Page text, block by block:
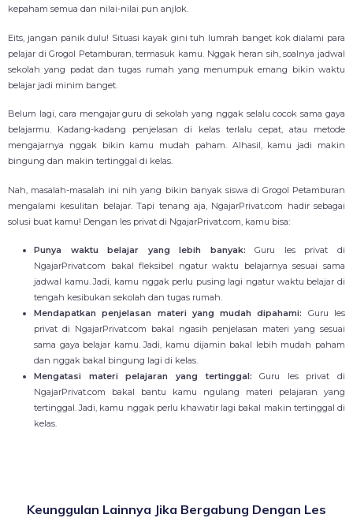
kepaham semua dan nilai-nilai pun anjlok.
Eits, jangan panik dulu! Situasi kayak gini tuh lumrah banget kok dialami para
pelajar di Grogol Petamburan, termasuk kamu. Nggak heran sih, soalnya jadwal
sekolah yang padat dan tugas rumah yang menumpuk emang bikin waktu
belajar jadi minim banget.
Belum lagi, cara mengajar guru di sekolah yang nggak selalu cocok sama gaya
belajarmu. Kadang-kadang penjelasan di kelas terlalu cepat, atau metode
mengajarnya nggak bikin kamu mudah paham. Alhasil, kamu jadi makin
bingung dan makin tertinggal di kelas.
Nah, masalah-masalah ini nih yang bikin banyak siswa di Grogol Petamburan
mengalami kesulitan belajar. Tapi tenang aja, NgajarPrivat.com hadir sebagai
solusi buat kamu! Dengan les privat di NgajarPrivat.com, kamu bisa:
Punya waktu belajar yang lebih banyak: Guru les privat di
NgajarPrivat.com bakal fleksibel ngatur waktu belajarnya sesuai sama
jadwal kamu. Jadi, kamu nggak perlu pusing lagi ngatur waktu belajar di
tengah kesibukan sekolah dan tugas rumah.
Mendapatkan penjelasan materi yang mudah dipahami:
Guru les
privat di NgajarPrivat.com bakal ngasih penjelasan materi yang sesuai
sama gaya belajar kamu. Jadi, kamu dijamin bakal lebih mudah paham
dan nggak bakal bingung lagi di kelas.
Mengatasi materi pelajaran yang tertinggal: Guru les privat di
NgajarPrivat.com bakal bantu kamu ngulang materi pelajaran yang
tertinggal. Jadi, kamu nggak perlu khawatir lagi bakal makin tertinggal di
kelas.
Keunggulan Lainnya Jika Bergabung Dengan Les